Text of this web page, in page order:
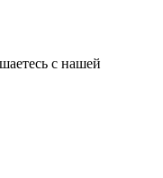
с нашей